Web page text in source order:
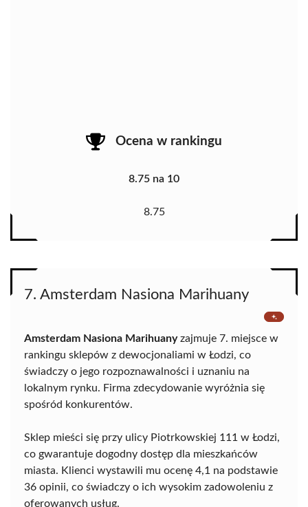
Ocena w rankingu
8.75 na 10
8.75
7. Amsterdam Nasiona Marihuany
Amsterdam Nasiona Marihuanyzajmuje 7. miejsce w
rankingu sklepów z dewocjonaliami w Łodzi, co
świadczy o jego rozpoznawalności i uznaniu na
lokalnym rynku. Firma zdecydowanie wyróżnia się
spośród konkurentów.
Sklep mieści się przy ulicy Piotrkowskiej 111 w Łodzi,
co gwarantuje dogodny dostęp dla mieszkańców
miasta. Klienci wystawili mu ocenę 4,1 na podstawie
36 opinii, co świadczy o ich wysokim zadowoleniu z
oferowanych usług.